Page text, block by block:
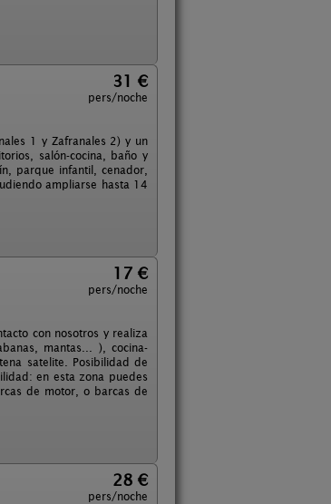
31 €
pers/noche
1 y Zafranales 2) y un
salón-cocina, baño y
parque infantil, cenador,
ampliarse hasta 14
17 €
pers/noche
con nosotros y realiza
mantas... ), cocina-
satelite. Posibilidad de
en esta zona puedes
de motor, o barcas de
28 €
pers/noche